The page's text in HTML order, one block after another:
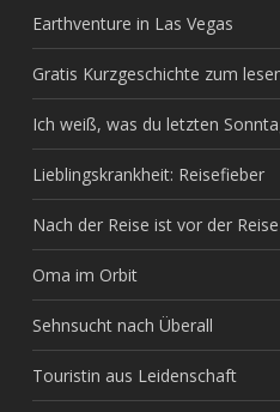
Earthventure in Las Vegas
Gratis Kurzgeschichte zum
Ich weiß, was du letzten
Lieblingskrankheit: Reisefieber
Nach der Reise ist vor der Reise
Oma im Orbit
Sehnsucht nach Überall
Touristin aus Leidenschaft